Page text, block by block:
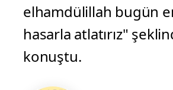
elhamdülillah bugün
hasarla atlatırız"
konuştu.